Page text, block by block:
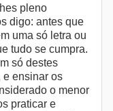
pleno
digo: antes que
uma só letra ou
tudo se cumpra.
só destes
e ensinar os
o menor
praticar e